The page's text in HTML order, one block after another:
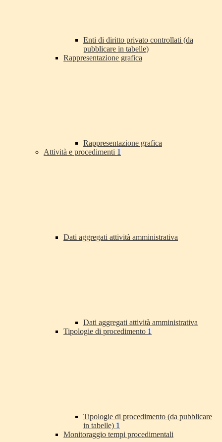
Enti di diritto privato controllati (da
pubblicare in tabelle)
Rappresentazione grafica
Rappresentazione grafica
Attività e procedimenti 1
Dati aggregati attività amministrativa
Dati aggregati attività amministrativa
Tipologie di procedimento 1
Tipologie di procedimento (da pubblicare
in tabelle) 1
Monitoraggio tempi procedimentali